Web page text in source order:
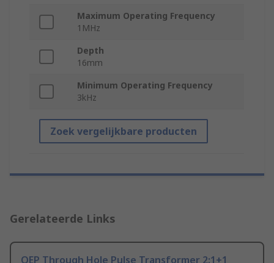
Maximum Operating Frequency
1MHz
Depth
16mm
Minimum Operating Frequency
3kHz
Zoek vergelijkbare producten
Gerelateerde Links
OEP Through Hole Pulse Transformer 2:1+1